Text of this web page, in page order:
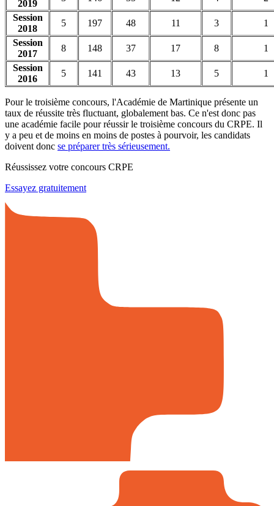
2019
Session
2018
5 197 48 11 3
1
Session
2017
8 148 37 17 8
1
Session
2016
5 141 43 13 5 1
Pour le troisième concours, l'Académie de Martinique présente un
taux de réussite très fluctuant, globalement bas. Ce n'est donc pas
une académie facile pour réussir le troisième concours du CRPE. Il
y a peu et de moins en moins de postes à pourvoir, les candidats
doivent donc se préparer très sérieusement.
Réussissez votre concours CRPE
Essayez gratuitement